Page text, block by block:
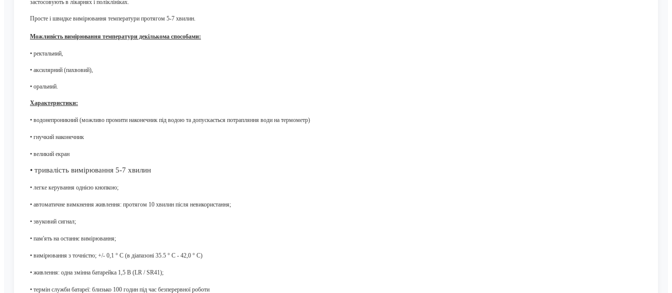
застосовують в лікарнях і поліклініках.
Просте і швидке вимірювання температури протягом 5-7 хвилин.
Можливість вимірювання температури декількома способами:
• ректальний,
• аксилярний (пахвовий),
• оральний.
Характеристики:
• водонепроникний (можливо промити наконечник під водою та допускається потрапляння води на термометр)
• гнучкий наконечник
• великий екран
• тривалість вимірювання 5-7 хвилин
• легке керування однією кнопкою;
• автоматичне вимкнення живлення: протягом 10 хвилин після невикористання;
• звуковий сигнал;
• пам'ять на останнє вимірювання;
• вимірювання з точністю; +/- 0,1 ° С (в діапазоні 35.5 ° С - 42,0 ° С)
• живлення: одна змінна батарейка 1,5 В (LR /SR41);
• термін служби батареї: близько 100 годин під час безперервної роботи